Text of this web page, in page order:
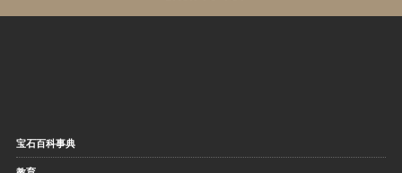
宝石百科事典